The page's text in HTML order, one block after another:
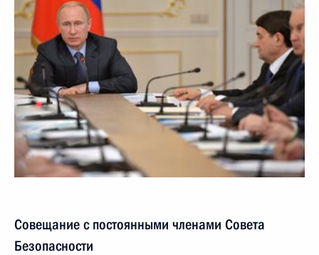
Совещание с постоянными членами Совета
Безопасности